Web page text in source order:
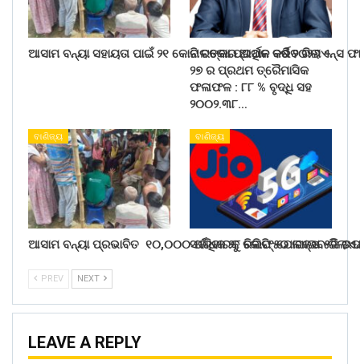
ଆସାମ ବନ୍ୟା ସହାୟତା ପାଇଁ ୨୧ କୋଟି ଟଙ୍କା ପ୍ରଦାନ କରିବ ରିଲାଏନ୍ସ
ନାଲକୋର ଆର୍ଥିକ ବର୍ଷ ୨୦୨୬ –
୨୭ ର ପ୍ରଥମ ତ୍ରୈମାସିକ
ଫଳାଫଳ : ୮୮ % ବୃଦ୍ଧି ସହ
୨୦୦୨.୩୮…
ବାଣିଜ୍ୟ
ଆସାମ ବନ୍ୟା ପ୍ରଭାବିତ ୧୦,୦୦୦ ପରିବାରକୁ ରିଲିଫ୍ ଯୋଗାଇବ
ବାଣିଜ୍ୟ
ସର୍ବାଧିକ ୨୮ କୋଟି ୫୦ ଲକ୍ଷ ୫ଜି
PREV NEXT
LEAVE A REPLY